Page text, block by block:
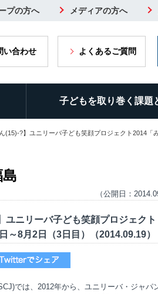
プの方へ メディアの方へ
い合わせ よくあるご質問
子どもを取り巻く課題
(15)-?】ユニリーバ子ども笑顔プロジェクト2014「
（公開日：
ユニリーバ子ども笑顔プロジェクト
～8月2日（3日目）（2014.09.19）
では、2012年から、ユニリーバ・ジャパ